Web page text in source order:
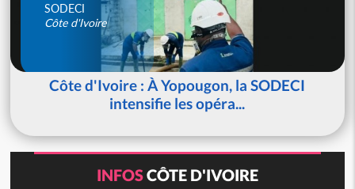
SODECI
Côte d'Ivoire
Côte d'Ivoire : À Yopougon, la SODECI
intensifie les opéra...
INFOSCÔTE D'IVOIRE